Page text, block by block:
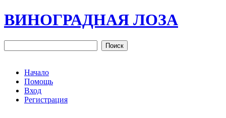
ВИНОГРАДНАЯ ЛОЗА
Начало
Помощь
Вход
Регистрация